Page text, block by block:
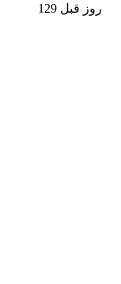
129 روز قبل